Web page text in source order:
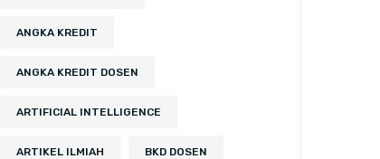
ANGKA KREDIT
ANGKA KREDIT DOSEN
ARTIFICIAL INTELLIGENCE
ARTIKEL ILMIAH BKD DOSEN